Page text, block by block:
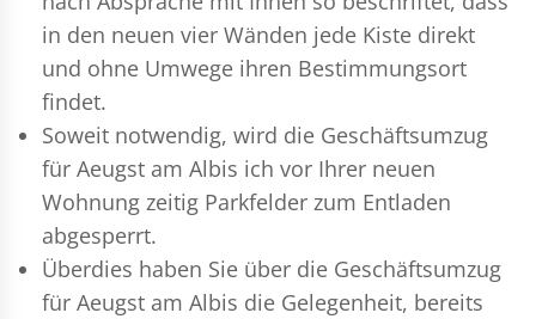
in den neuen vier Wänden jede Kiste direkt
und ohne Umwege ihren Bestimmungsort
findet.
Soweit notwendig, wird die Geschäftsumzug
für Aeugst am Albis ich vor Ihrer neuen
Wohnung zeitig Parkfelder zum Entladen
abgesperrt.
Überdies haben Sie über die Geschäftsumzug
für Aeugst am Albis die Gelegenheit, bereits